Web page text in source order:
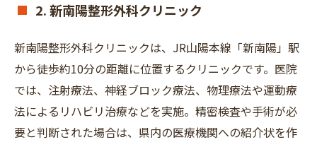
2. 新南陽整形外科クリニック
新南陽整形外科クリニックは、JR山陽本線「新南陽」駅
から徒歩約10分の距離に位置するクリニックです。医院
では、注射療法、神経ブロック療法、物理療法や運動療
法によるリハビリ治療などを実施。精密検査や手術が必
要と判断された場合は、県内の医療機関への紹介状を作